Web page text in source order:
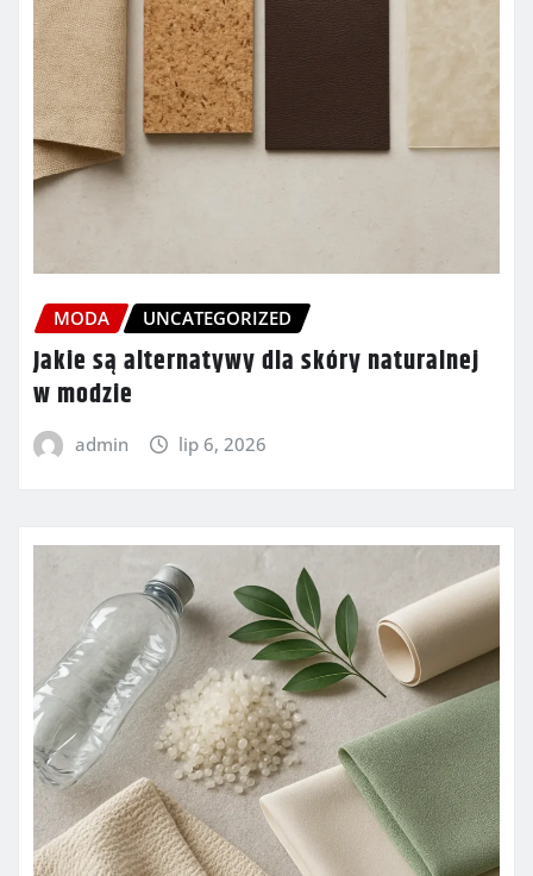
MODA UNCATEGORIZED
Jakie są alternatywy dla skóry naturalnej
w modzie
admin lip 6, 2026